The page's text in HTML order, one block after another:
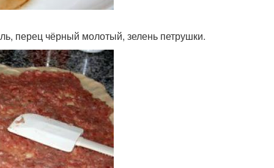
перец чёрный молотый, зелень петрушки.